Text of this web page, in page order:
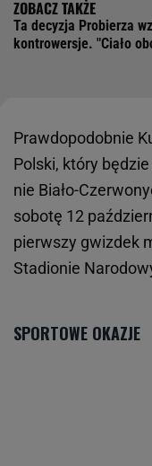
Ta decyzja Probierza
kontrowersje. "Ciało
Prawdopodobnie
Polski, który
nie Biało-
sobotę 12
pierwszy gwizdek
Stadionie